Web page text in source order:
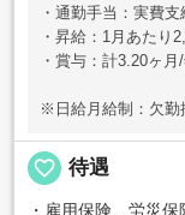
・通勤手当：実費支
・昇給：1月あたり
・賞与：計3.20ヶ月
※日給月給制：欠勤
favorite_border 待遇
・雇用保険、労災